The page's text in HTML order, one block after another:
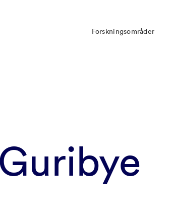
Forskningsområder